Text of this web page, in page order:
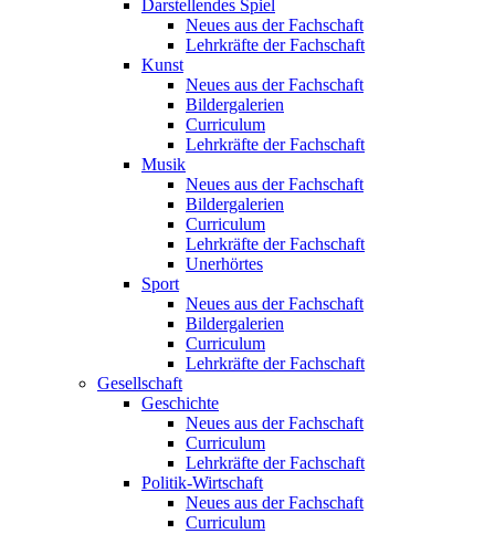
Darstellendes Spiel
Neues aus der Fachschaft
Lehrkräfte der Fachschaft
Kunst
Neues aus der Fachschaft
Bildergalerien
Curriculum
Lehrkräfte der Fachschaft
Musik
Neues aus der Fachschaft
Bildergalerien
Curriculum
Lehrkräfte der Fachschaft
Unerhörtes
Sport
Neues aus der Fachschaft
Bildergalerien
Curriculum
Lehrkräfte der Fachschaft
Gesellschaft
Geschichte
Neues aus der Fachschaft
Curriculum
Lehrkräfte der Fachschaft
Politik-Wirtschaft
Neues aus der Fachschaft
Curriculum